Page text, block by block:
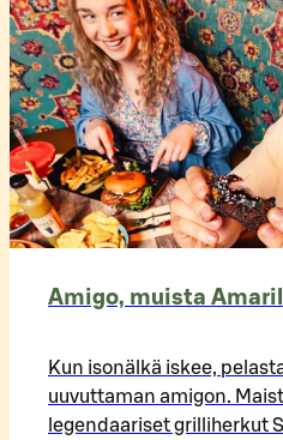
Amigo, muista
Kun isonälkä iskee,
uuvuttaman amigon.
legendaariset grilliherkut